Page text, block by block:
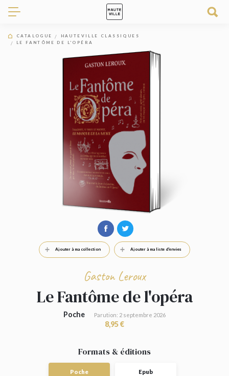
CATALOGUE
HAUTEVILLE CLASSIQUES
LE FANTÔME DE L'OPÉRA
Ajouter à ma collection Ajouter à ma liste d'envies
Gaston Leroux
Le Fantôme de l'opéra
Poche Parution: 2 septembre 2026
8,95 €
Formats & éditions
Poche Epub